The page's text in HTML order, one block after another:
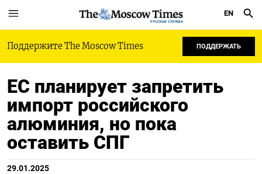
РУССКАЯ СЛУЖБА
EN
Поддержите The Moscow Times ПОДДЕРЖАТЬ
ЕС планирует запретить
импорт российского
алюминия, но пока
оставить СПГ
29.01.2025